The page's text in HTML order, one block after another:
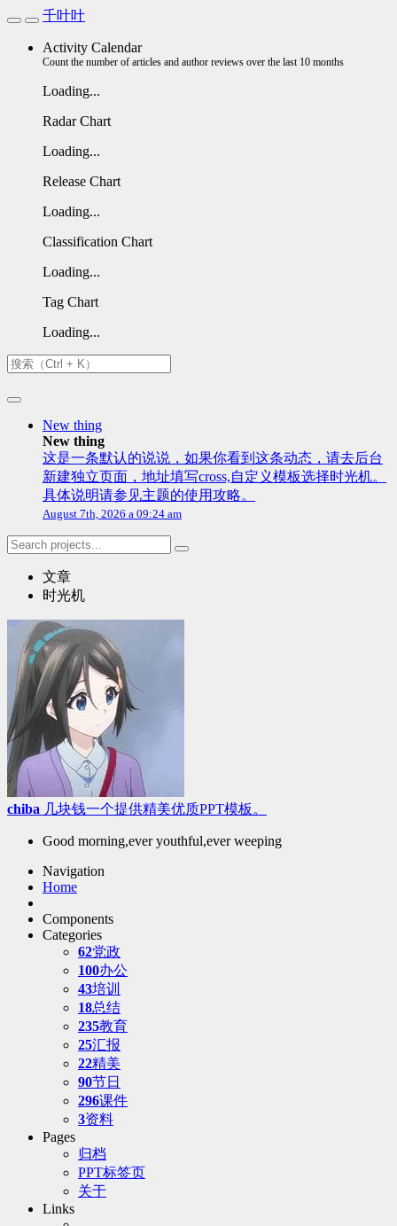
千叶叶
Activity Calendar
Count the number of articles and author reviews over the last 10 months
Loading...
Radar Chart
Loading...
Release Chart
Loading...
Classification Chart
Loading...
Tag Chart
Loading...
New thing
New thing
这是一条默认的说说，如果你看到这条动态，请去后台
新建独立页面，地址填写cross,自定义模板选择时光机。
具体说明请参见主题的使用攻略。
August 7th, 2026 a 09:24 am
文章
时光机
chiba 几块钱一个提供精美优质PPT模板。
Good morning,ever youthful,ever weeping
Navigation
Home
Components
Categories
62党政
100办公
43培训
18总结
235教育
25汇报
22精美
90节日
296课件
3资料
Pages
归档
PPT标签页
关于
Links